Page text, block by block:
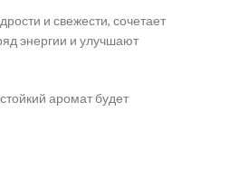
и свежести, сочетает
энергии и улучшают
аромат будет